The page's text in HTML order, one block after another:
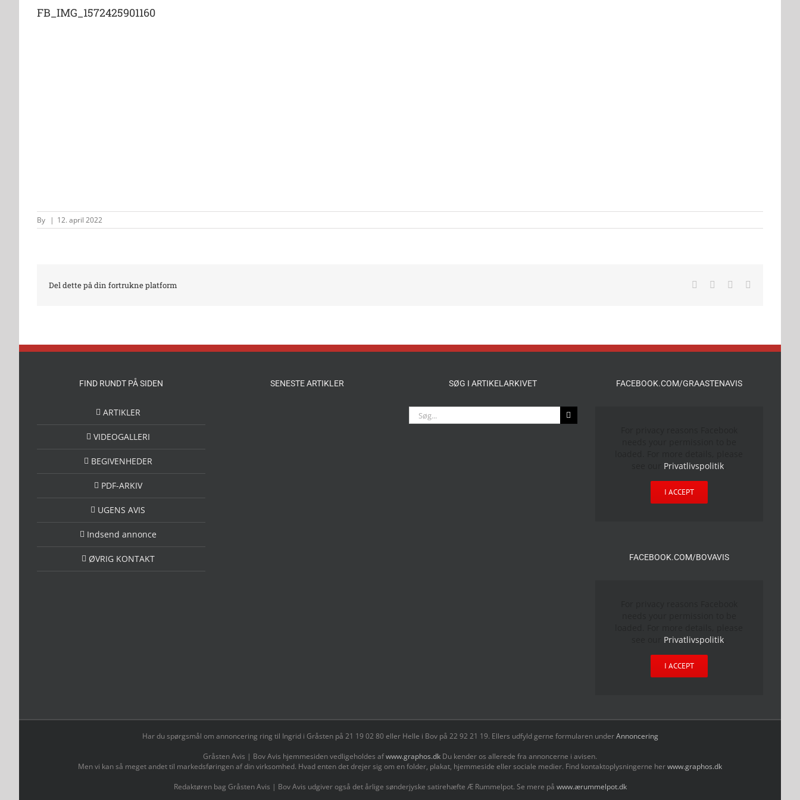
FB_IMG_1572425901160
By | 12. april 2022
Del dette på din fortrukne platform Facebook LinkedIn
FIND RUNDT PÅ SIDEN
ARTIKLER
VIDEOGALLERI
BEGIVENHEDER
PDF-ARKIV
UGENS AVIS
Indsend annonce
ØVRIG KONTAKT
SENESTE ARTIKLER SØG I ARTIKELARKIVET
Søg
efter:
FACEBOOK.COM/GRAASTENAVIS
Privatlivspolitik
I ACCEPT
FACEBOOK.COM/BOVAVIS
Privatlivspolitik
I ACCEPT
Har du spørgsmål om annoncering ring til Ingrid i Gråsten på 21 19 02 80 ‬eller Helle i Bov på 22 92 21 19‬. Ellers udfyld gerne formularen underAnnoncering
Gråsten Avis | Bov Avis hjemmesiden vedligeholdes afwww.graphos.dk Du kender os allerede fra annoncerne i avisen.
Men vi kan så meget andet til markedsføringen af din virksomhed. Hvad enten det drejer sig om en folder, plakat, hjemmeside eller sociale medier. Find kontaktoplysningerne herwww.graphos.dk
Redaktøren bag Gråsten Avis | Bov Avis udgiver også det årlige sønderjyske satirehæfte Æ Rummelpot. Se mere på www.ærummelpot.dk